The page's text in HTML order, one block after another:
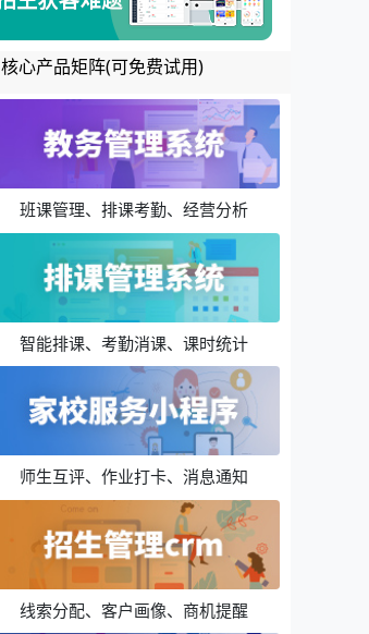
核心产品矩阵(可免费试用)
班课管理、排课考勤、经营分析
智能排课、考勤消课、课时统计
师生互评、作业打卡、消息通知
线索分配、客户画像、商机提醒